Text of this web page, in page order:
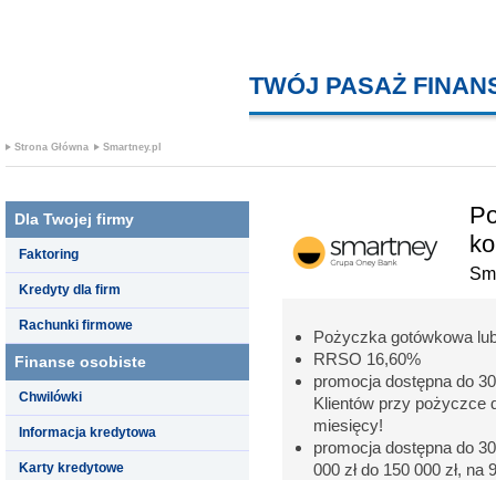
TWÓJ PASAŻ
Strona Główna Smartney.pl
Dla Twojej firmy
Faktoring
Kredyty dla firm
Rachunki firmowe
Finanse osobiste
Chwilówki
Informacja kredytowa
Karty kredytowe
Pożyczka gotówkowa
RRSO 16,60%
promocja dostępna do
Klientów przy pożyczce
miesięcy!
promocja dostępna do
000 zł do 150 000 zł, na